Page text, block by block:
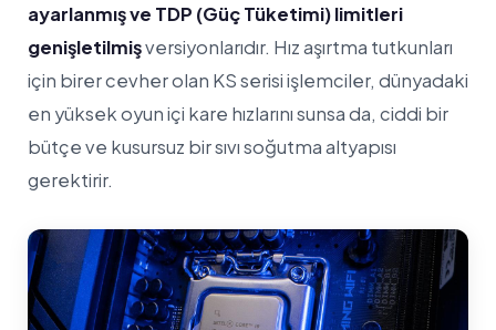
ayarlanmış ve TDP (Güç Tüketimi) limitleri
genişletilmişversiyonlarıdır. Hız aşırtma tutkunları
için birer cevher olan KS serisi işlemciler, dünyadaki
en yüksek oyun içi kare hızlarını sunsa da, ciddi bir
bütçe ve kusursuz bir sıvı soğutma altyapısı
gerektirir.